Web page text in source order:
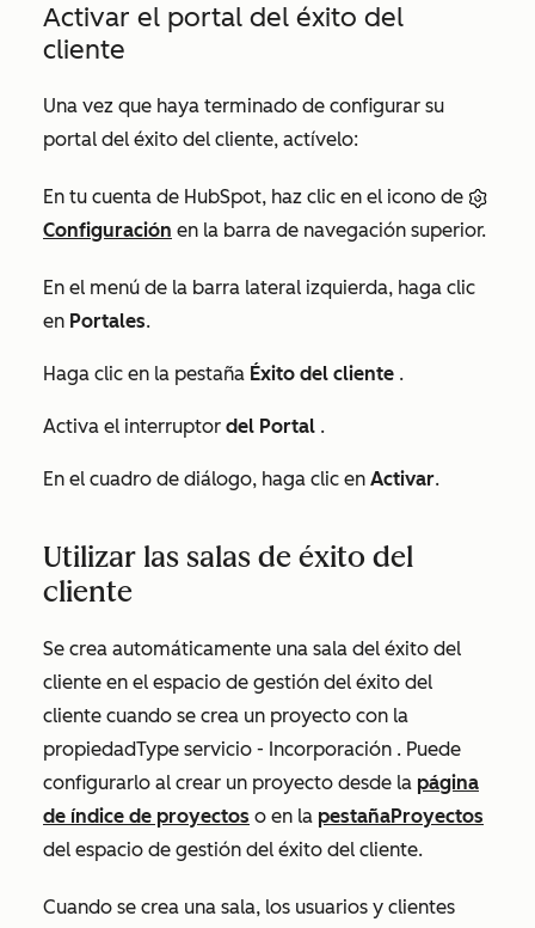
Activar el portal del éxito del
cliente
Una vez que haya terminado de configurar su
portal del éxito del cliente, actívelo:
En tu cuenta de HubSpot, haz clic en el icono de
Configuración en la barra de navegación superior.
En el menú de la barra lateral izquierda, haga clic
en Portales.
Haga clic en la pestaña Éxito del cliente .
Activa el interruptor del Portal .
En el cuadro de diálogo, haga clic en Activar.
Utilizar las salas de éxito del
cliente
Se crea automáticamente una sala del éxito del
cliente en el espacio de gestión del éxito del
cliente cuando se crea un proyecto con la
propiedadType servicio - Incorporación . Puede
configurarlo al crear un proyecto desde la página
de índice de proyectos o en la pestañaProyectos
del espacio de gestión del éxito del cliente.
Cuando se crea una sala, los usuarios y clientes